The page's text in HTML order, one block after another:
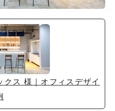
ス 様｜オフィスデザイ